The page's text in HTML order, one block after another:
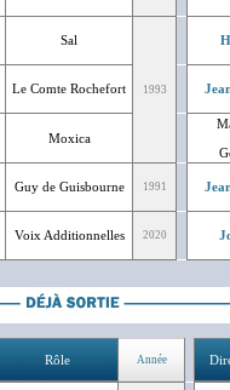
Sal
1993
Le Comte Rochefort
Moxica
Guy de Guisbourne 1991
Voix Additionnelles 2020
Rôle Année